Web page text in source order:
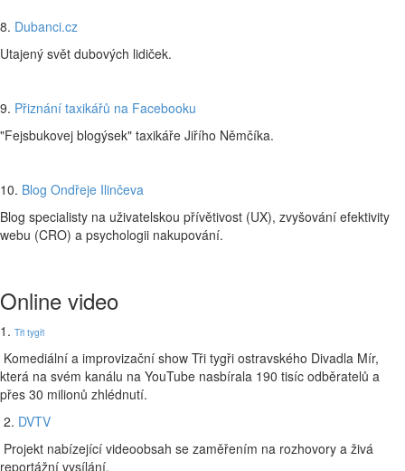
8. Dubanci.cz
Utajený svět dubových lidiček.
9. Přiznání taxikářů na Facebooku
"Fejsbukovej blogýsek" taxikáře Jiřího Němčíka.
10. Blog Ondřeje Ilinčeva
Blog specialisty na uživatelskou přívětivost (UX), zvyšování efektivity
webu (CRO) a psychologii nakupování.
Online video
1. Tři tygři
Komediální a improvizační show Tři tygři ostravského Divadla Mír,
která na svém kanálu na YouTube nasbírala 190 tisíc odběratelů a
přes 30 milionů zhlédnutí.
2. DVTV
Projekt nabízející videoobsah se zaměřením na rozhovory a živá
reportážní vysílání.